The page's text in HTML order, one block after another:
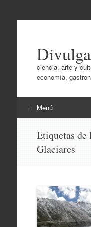
ciencia, arte y
economía,
Menú
contenido
Etiquetas de
Glaciares